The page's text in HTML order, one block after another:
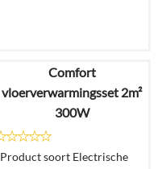
€244,02
Comfort
vloerverwarmingsset 2m²
300W
Product soort Electrische